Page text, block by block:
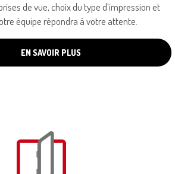
de vue, choix du type d’impression et
équipe répondra à votre attente.
EN SAVOIR PLUS